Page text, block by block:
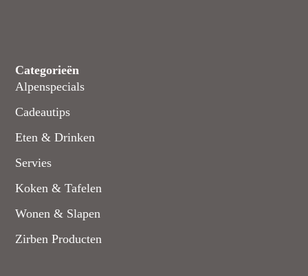
Categorieën
Alpenspecials
Cadeautips
Eten & Drinken
Servies
Koken & Tafelen
Wonen & Slapen
Zirben Producten